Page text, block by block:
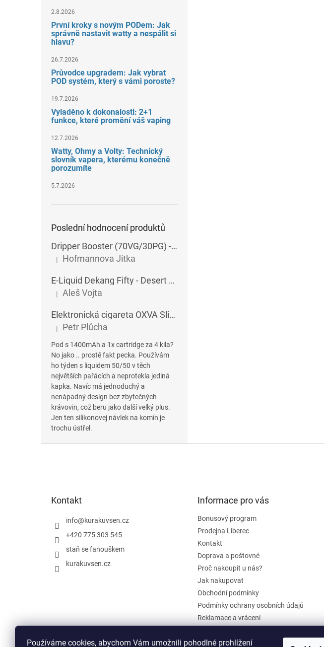
Používáme cookies, abychom Vám umožnili pohodlné prohlížení
2.8.2026
První kroky s novým PODem: Jak
správně nastavit watty a nespálit si
hlavu?
26.7.2026
Průvodce upgradem: Jak vybrat
POD systém, který s vámi poroste?
19.7.2026
Vyladěno k dokonalosti: 2+1
funkce, které promění váš vaping
12.7.2026
Watty, Ohmy a Volty: Technický
slovník vapera, kterému konečně
porozumíte
5.7.2026
Poslední hodnocení produktů
Dripper Booster (70VG/30PG) - Imperia - 5x10 ml - 15 mg
Hodnocení produktu je 5 z 5 hvězdiček.
| Hofmannova Jitka
E-Liquid Dekang Fifty - Desert Ship - 10 ml
Hodnocení produktu je 5 z 5 hvězdiček.
| Aleš Vojta
Elektronická cigareta OXVA SlimStick X POD 1400 mAh
Hodnocení produktu je 5 z 5 hvězdiček.
| Petr Plůcha
Pod s 1400mAh a 1x cartridge za 4 kila?
No jako .. prostě fakt pecka. Používám
ho týden s liquidem 50/50 v těch
největších pařácích a neprotekla jediná
kapka. Navíc má jednoduchý a
nenápadný design bez zbytečných
krávovin, což beru jako další velký plus.
Jen ten silikonovej návlek na komín je
trochu ústřel.
Kontakt
info@kurakuvsen.cz
+420 775 303 545
staň se fanouškem
kurakuvsen.cz
Informace pro vás
Bonusový program
Prodejna Liberec
Kontakt
Doprava a poštovné
Proč nakoupit u nás?
Jak nakupovat
Obchodní podmínky
Podmínky ochrany osobních údajů
Reklamace a vrácení
Hodnocení obchodu